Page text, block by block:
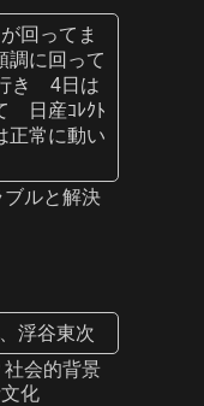
回ってま
に回って
き 4日は
日産ｺﾚｸﾄ
正常に動い
ブルと解決
浮谷東次
会的背景
化